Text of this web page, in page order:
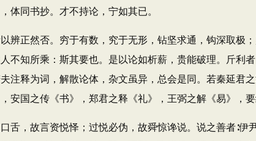
体同书抄。才不持论，宁如其已。
正然否。穷于有数，究于无形，钻坚求通，钩深取极
不知所乘：斯其要也。是以论如析薪，贵能破理。斤利
注释为词，解散论体，杂文虽异，总会是同。若秦延君
安国之传《书》，郑君之释《礼》，王弼之解《易》，要
，故言资悦怿；过悦必伪，故舜惊谗说。说之善者∶伊